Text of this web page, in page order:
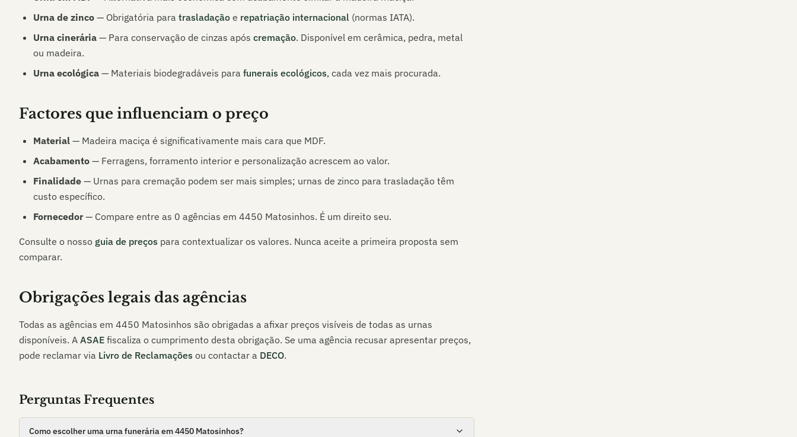
Urna de zinco — Obrigatória para trasladação e repatriação internacional (normas IATA).
Urna cinerária — Para conservação de cinzas após cremação. Disponível em cerâmica, pedra, metal
ou madeira.
Urna ecológica — Materiais biodegradáveis para funerais ecológicos, cada vez mais procurada.
Factores que influenciam o preço
Material — Madeira maciça é significativamente mais cara que MDF.
Acabamento — Ferragens, forramento interior e personalização acrescem ao valor.
Finalidade — Urnas para cremação podem ser mais simples; urnas de zinco para trasladação têm
custo específico.
Fornecedor — Compare entre as 0 agências em 4450 Matosinhos. É um direito seu.
Consulte o nosso guia de preços para contextualizar os valores. Nunca aceite a primeira proposta sem
comparar.
Obrigações legais das agências
Todas as agências em 4450 Matosinhos são obrigadas a afixar preços visíveis de todas as urnas
disponíveis. A ASAE fiscaliza o cumprimento desta obrigação. Se uma agência recusar apresentar preços,
pode reclamar via Livro de Reclamações ou contactar a DECO.
Perguntas Frequentes
Como escolher uma urna funerária em 4450 Matosinhos?